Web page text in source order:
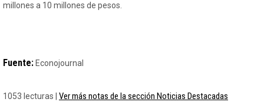
millones a 10 millones de pesos.
Fuente: Econojournal
1053 lecturas | Ver más notas de la sección Noticias Destacadas